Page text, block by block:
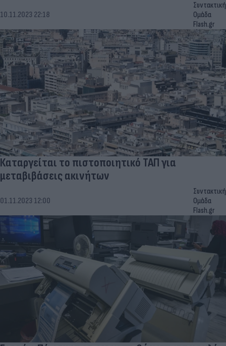
10.11.2023 22:18
Συντακτική
Ομάδα
Flash.gr
Καταργείται το πιστοποιητικό ΤΑΠ για
μεταβιβάσεις ακινήτων
01.11.2023 12:00
Συντακτική
Ομάδα
Flash.gr